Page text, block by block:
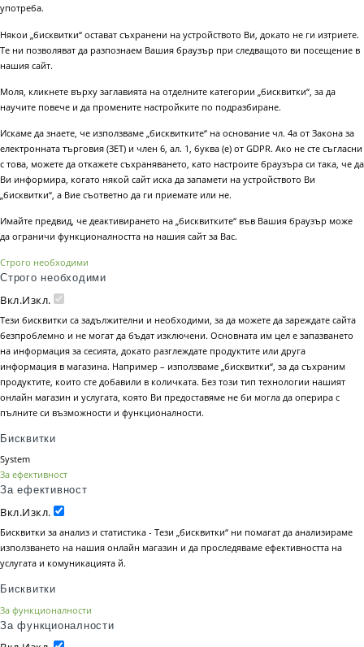
употреба.
Някои „бисквитки“ остават съхранени на устройството Ви, докато не ги изтриете.
Те ни позволяват да разпознаем Вашия браузър при следващото ви посещение в
нашия сайт.
Моля, кликнете върху заглавията на отделните категории „бисквитки“, за да
научите повече и да промените настройките по подразбиране.
Искаме да знаете, че използваме „бисквитките“ на основание чл. 4а от Закона за
електронната търговия (ЗЕТ) и член 6, ал. 1, буква (е) от GDPR. Ако не сте съгласни
с това, можете да откажете съхраняването, като настроите браузъра си така, че да
Ви информира, когато някой сайт иска да запамети на устройството Ви
„бисквитки“, а Вие съответно да ги приемате или не.
Имайте предвид, че деактивирането на „бисквитките“ във Вашия браузър може
да ограничи функционалността на нашия сайт за Вас.
Строго необходими
Строго необходими
Вкл.Изкл.
Тези бисквитки са задължителни и необходими, за да можете да зареждате сайта
безпроблемно и не могат да бъдат изключени. Основната им цел е запазването
на информация за сесията, докато разглеждате продуктите или друга
информация в магазина. Например – използваме „бисквитки“, за да съхраним
продуктите, които сте добавили в количката. Без този тип технологии нашият
онлайн магазин и услугата, която Ви предоставяме не би могла да оперира с
пълните си възможности и функционалности.
Бисквитки
System
За ефективност
За ефективност
Вкл.Изкл.
Бисквитки за анализ и статистика - Тези „бисквитки“ ни помагат да анализираме
използването на нашия онлайн магазин и да проследяваме ефективността на
услугата и комуникацията й.
Бисквитки
За функционалности
За функционалности